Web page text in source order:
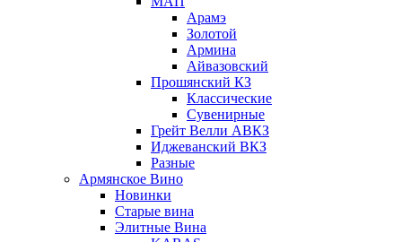
Арамэ
Золотой
Армина
Айвазовский
Прошянский КЗ
Классические
Сувенирные
Грейт Велли АВКЗ
Иджеванский ВКЗ
Разные
Армянское Вино
Новинки
Старые вина
Элитные Вина